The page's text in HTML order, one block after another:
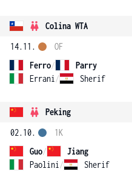
Colina WTA
14.11.
Ferro/
Parry
Errani / Sherif
OF
Peking
02.10.
Guo/
Jiang
Paolini / Sherif
1K